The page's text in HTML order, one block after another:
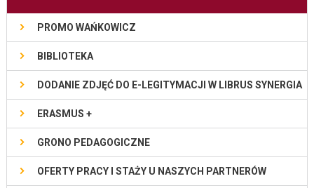
PROMO WAŃKOWICZ
BIBLIOTEKA
DODANIE ZDJĘĆ DO E-LEGITYMACJI W LIBRUS SYNERGIA
ERASMUS +
GRONO PEDAGOGICZNE
OFERTY PRACY I STAŻY U NASZYCH PARTNERÓW